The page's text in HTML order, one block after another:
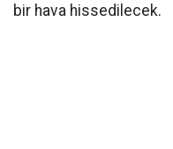
bir hava hissedilecek.